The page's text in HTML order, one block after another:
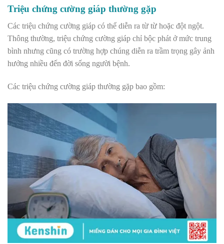
Triệu chứng cường giáp thường gặp
Các triệu chứng cường giáp có thể diễn ra từ từ hoặc đột ngột.
Thông thường, triệu chứng cường giáp chỉ bộc phát ở mức trung
bình nhưng cũng có trường hợp chúng diễn ra trầm trọng gây ảnh
hưởng nhiều đến đời sống người bệnh.
Các triệu chứng cường giáp thường gặp bao gồm: